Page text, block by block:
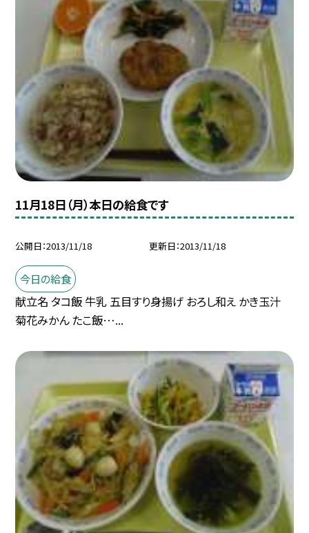
11月18日（月）本日の給食です
公開日 2013/11/18 更新日 2013/11/18
今日の給食
献立名 タコ飯 牛乳 五目すり身揚げ おろし和え かき玉汁
菊花みかん たこ飯…...